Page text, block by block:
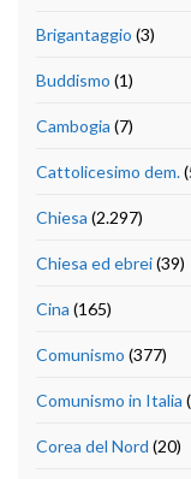
Brigantaggio (3)
Buddismo (1)
Cambogia (7)
Cattolicesimo dem.
Chiesa (2.297)
Chiesa ed ebrei(39)
Cina (165)
Comunismo (377)
Comunismo in Italia
Corea del Nord (20)